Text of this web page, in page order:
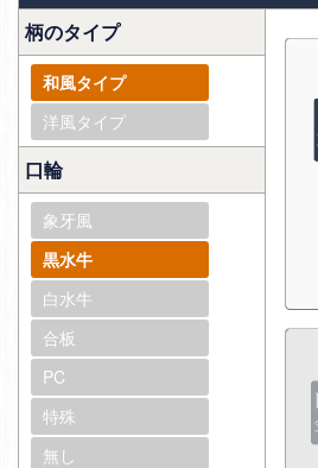
柄のタイプ
和風タイプ
洋風タイプ
口輪
象牙風
黒水牛
白水牛
合板
PC
特殊
無し